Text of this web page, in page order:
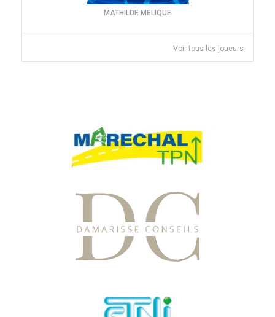
MATHILDE MELIQUE
Voir tous les joueurs